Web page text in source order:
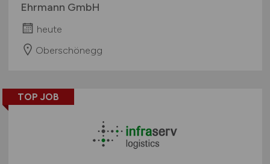
Ehrmann GmbH
heute
Oberschönegg
TOP JOB